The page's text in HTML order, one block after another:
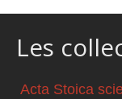
Les
Acta Stoica